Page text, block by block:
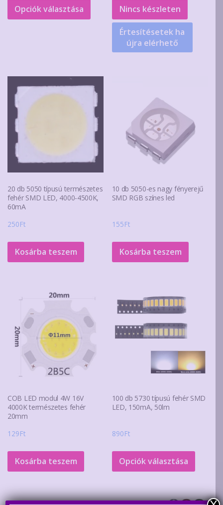
-
1.100Ft
Opciók választása
terméknek
változatok
termékoldalon
választhatók
ki
was:
290Ft.
is:
200Ft.
Nincs készleten
Értesítésetek ha
újra elérhető
20 db 5050 típusú természetes
fehér SMD LED, 4000-4500K,
60mA
250Ft
Kosárba teszem
10 db 5050-es nagy fényerejű
SMD RGB színes led
155Ft
Kosárba teszem
COB LED modul 4W 16V
4000K természetes fehér
20mm
129Ft
Kosárba teszem
100 db 5730 típusú fehér SMD
LED, 150mA, 50lm
890Ft
Opciók választása
Ennek